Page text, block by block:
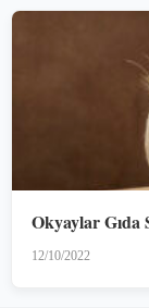
Okyaylar
12/10/2022